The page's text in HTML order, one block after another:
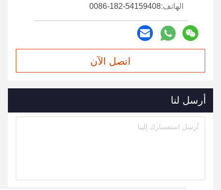
الهاتف:0086-182-54159408
اتصل الآن
أرسل لنا